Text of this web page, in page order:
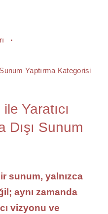
Sunum Yaptırma Kategorisi
Yaratıcı
Dışı Sunum
sunum, yalnızca
aynı zamanda
vizyonu ve